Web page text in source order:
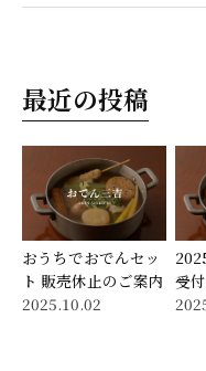
最近の投稿
おうちでおでんセッ
ト 販売休止のご案内
2025.10.02
受